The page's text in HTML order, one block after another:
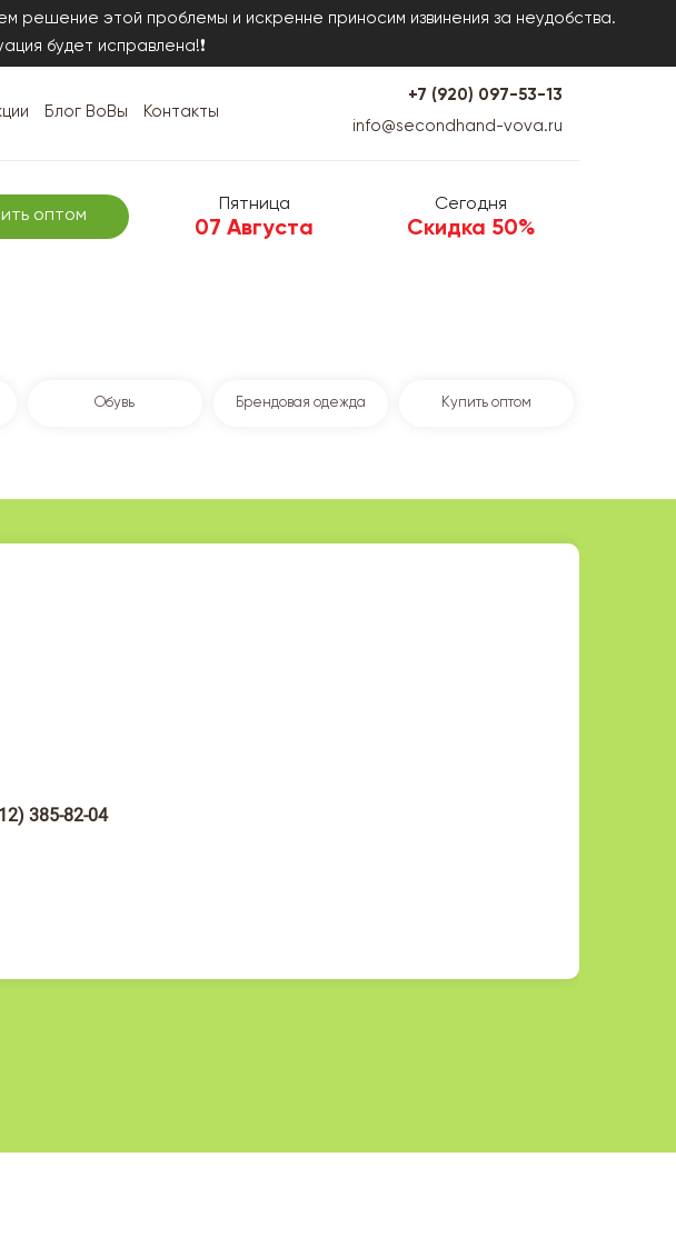
решение этой проблемы и искренне приносим извинения за неудобства.
будет исправлена!❗
Блог ВоВы Контакты
+7 (920) 097-53-13
info@secondhand-vova.ru
оптом
Пятница
07 Августа
Сегодня
Скидка 50%
Обувь Брендовая одежда Купить оптом
385-82-04